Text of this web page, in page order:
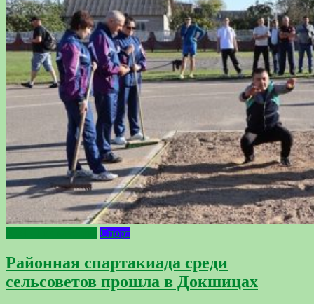
Спорт
Районная спартакиада среди
сельсоветов прошла в Докшицах